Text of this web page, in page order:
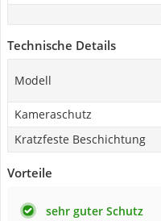
Technische Details
Modell
Kameraschutz
Kratzfeste Beschichtung
Vorteile
sehr guter Schutz